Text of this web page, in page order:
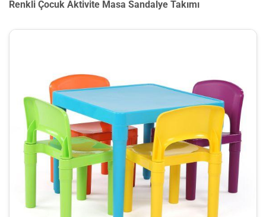
Renkli Çocuk Aktivite Masa Sandalye Takımı